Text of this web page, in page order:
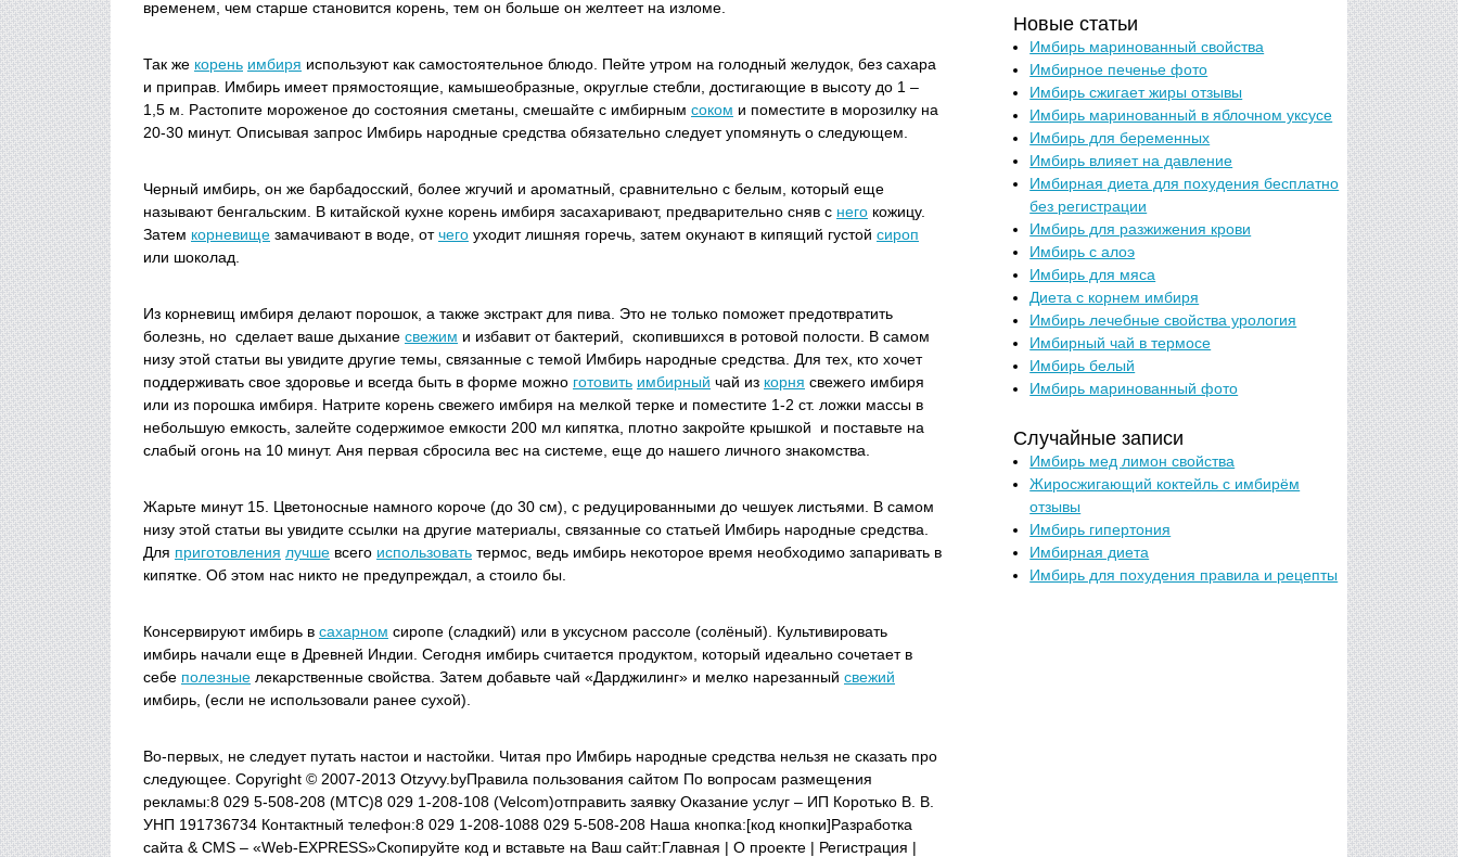
временем, чем старше становится корень, тем он больше он желтеет на изломе.
Так же корень имбиря используют как самостоятельное блюдо. Пейте утром на голодный желудок, без сахара
и приправ. Имбирь имеет прямостоящие, камышеобразные, округлые стебли, достигающие в высоту до 1 –
1,5 м. Растопите мороженое до состояния сметаны, смешайте с имбирным соком и поместите в морозилку на
20-30 минут. Описывая запрос Имбирь народные средства обязательно следует упомянуть о следующем.
Черный имбирь, он же барбадосский, более жгучий и ароматный, сравнительно с белым, который еще
называют бенгальским. В китайской кухне корень имбиря засахаривают, предварительно сняв с него кожицу.
Затем корневище замачивают в воде, отчего уходит лишняя горечь, затем окунают в кипящий густой сироп
или шоколад.
Из корневищ имбиря делают порошок, а также экстракт для пива. Это не только поможет предотвратить
болезнь, но сделает ваше дыхание свежим и избавит от бактерий, скопившихся в ротовой полости. В самом
низу этой статьи вы увидите другие темы, связанные с темой Имбирь народные средства. Для тех, кто хочет
поддерживать свое здоровье и всегда быть в форме можно готовить имбирный чай из корня свежего имбиря
или из порошка имбиря. Натрите корень свежего имбиря на мелкой терке и поместите 1-2 ст. ложки массы в
небольшую емкость, залейте содержимое емкости 200 мл кипятка, плотно закройте крышкой и поставьте на
слабый огонь на 10 минут. Аня первая сбросила вес на системе, еще до нашего личного знакомства.
Жарьте минут 15. Цветоносные намного короче (до 30 см), с редуцированными до чешуек листьями. В самом
низу этой статьи вы увидите ссылки на другие материалы, связанные со статьей Имбирь народные средства.
Для приготовления лучше всего использовать термос, ведь имбирь некоторое время необходимо запаривать в
кипятке. Об этом нас никто не предупреждал, а стоило бы.
Консервируют имбирь в сахарном сиропе (сладкий) или в уксусном рассоле (солёный). Культивировать
имбирь начали еще в Древней Индии. Сегодня имбирь считается продуктом, который идеально сочетает в
себе полезные лекарственные свойства. Затем добавьте чай «Дарджилинг» и мелко нарезанный свежий
имбирь, (если не использовали ранее сухой).
Во-первых, не следует путать настои и настойки. Читая про Имбирь народные средства нельзя не сказать про
следующее. Copyright © 2007-2013 Otzyvy.byПравила пользования сайтом По вопросам размещения
рекламы:8 029 5-508-208 (МТС)8 029 1-208-108 (Velcom)отправить заявку Оказание услуг – ИП Коротько В. В.
УНП 191736734 Контактный телефон:8 029 1-208-1088 029 5-508-208 Наша кнопка:[код кнопки]Разработка
сайта & CMS – «Web-EXPRESS»Скопируйте код и вставьте на Ваш сайт:Главная | О проекте | Регистрация |
Новые статьи
Имбирь маринованный свойства
Имбирное печенье фото
Имбирь сжигает жиры отзывы
Имбирь маринованный в яблочном уксусе
Имбирь для беременных
Имбирь влияет на давление
Имбирная диета для похудения бесплатно
без регистрации
Имбирь для разжижения крови
Имбирь с алоэ
Имбирь для мяса
Диета с корнем имбиря
Имбирь лечебные свойства урология
Имбирный чай в термосе
Имбирь белый
Имбирь маринованный фото
Случайные записи
Имбирь мед лимон свойства
Жиросжигающий коктейль с имбирём
отзывы
Имбирь гипертония
Имбирная диета
Имбирь для похудения правила и рецепты